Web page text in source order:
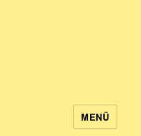
MENÜ